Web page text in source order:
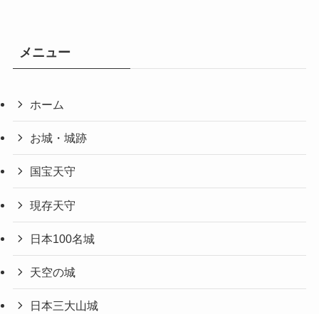
メニュー
ホーム
お城・城跡
国宝天守
現存天守
日本100名城
天空の城
日本三大山城